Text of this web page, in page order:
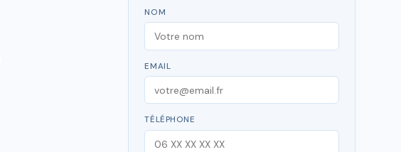
NOM
EMAIL
TÉLÉPHONE